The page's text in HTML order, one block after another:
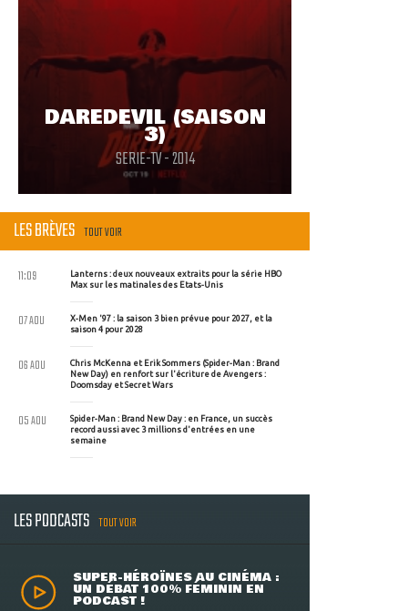
DAREDEVIL (SAISON
3)
SERIE-TV - 2014
LES BRÈVES TOUT VOIR
Lanterns : deux nouveaux extraits pour la série HBO
Max sur les matinales des Etats-Unis
11:09
X-Men '97 : la saison 3 bien prévue pour 2027, et la
saison 4 pour 2028
07 AOU
Chris McKenna et Erik Sommers (Spider-Man : Brand
New Day) en renfort sur l'écriture de Avengers :
Doomsday et Secret Wars
06 AOU
Spider-Man : Brand New Day : en France, un succès
record aussi avec 3 millions d'entrées en une
semaine
05 AOU
LES PODCASTS TOUT VOIR
SUPER-HÉROÏNES AU CINÉMA :
UN DÉBAT 100% FÉMININ EN
PODCAST !